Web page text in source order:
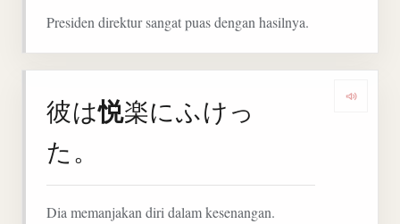
Presiden direktur sangat puas dengan hasilnya.
彼は悦楽にふけっ
た。
Dia memanjakan diri dalam kesenangan.